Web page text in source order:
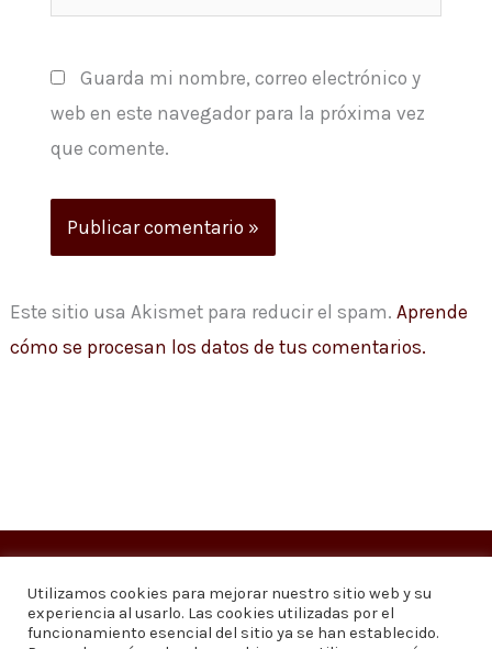
Guarda mi nombre, correo electrónico y
web en este navegador para la próxima vez
que comente.
Este sitio usa Akismet para reducir el spam. Aprende
cómo se procesan los datos de tus comentarios.
Copyright © 2026Visión 20/20 Noticias
Visión 20/20 Noticias - Edición 1.095
Utilizamos cookies para mejorar nuestro sitio web y su
experiencia al usarlo. Las cookies utilizadas por el
funcionamiento esencial del sitio ya se han establecido.